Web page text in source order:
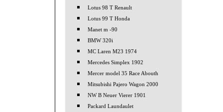
Lotus 98 T Renault
Lotus 99 T Honda
Manet m -90
BMW 320i
MC Laren M23 1974
Mercedes Simplex 1902
Mercer model 35 Race Abouth
Mitsubishi Pajero Wagon 2000
NW B Neuer Vierer 1901
Packard Laundaulet